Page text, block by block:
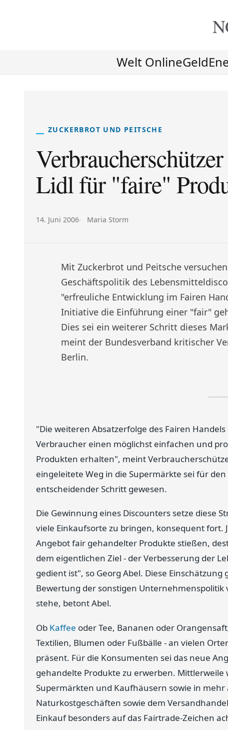
Welt OnlineGeld
ZUCKERBROT UND PEITSCHE
Lidl für "faire"
Veröffentlicht am:
14. Juni 2006 Autor:
Maria Storm
Mit Zuckerbrot und Peitsche
Geschäftspolitik des
"erfreuliche Entwicklung im Fairen
Initiative die Einführung einer "fair"
Dies sei ein weiterer Schritt dieses
meint der Bundesverband kritischer
Berlin.
"Die weiteren Absatzerfolge des Fairen
Verbraucher einen möglichst einfachen und
Produkten erhalten", meint
eingeleitete Weg in die Supermärkte sei für
entscheidender Schritt gewesen.
Die Gewinnung eines Discounters setze diese
viele Einkaufsorte zu bringen, konsequent fort.
Angebot fair gehandelter Produkte stießen,
dem eigentlichen Ziel - der Verbesserung der
gedient ist", so Georg Abel. Diese
Bewertung der sonstigen
stehe, betont Abel.
Ob Kaffee oder Tee, Bananen oder
Textilien, Blumen oder Fußbälle - an vielen
präsent. Für die Konsumenten sei das neue
gehandelte Produkte zu erwerben.
Supermärkten und Kaufhäusern sowie in mehr
Naturkostgeschäften sowie dem
Einkauf besonders auf das Fairtrade-Zeichen